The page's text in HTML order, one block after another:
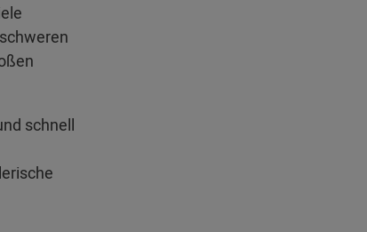
schnell